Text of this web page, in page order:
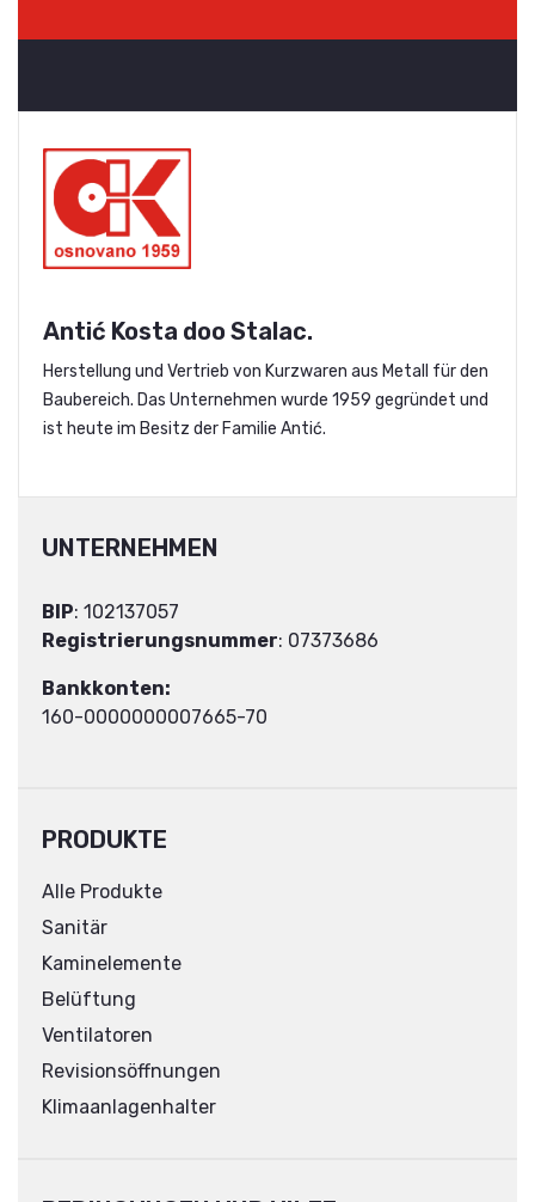
Antić Kosta doo Stalac.
Herstellung und Vertrieb von Kurzwaren aus Metall für den
Baubereich. Das Unternehmen wurde 1959 gegründet und
ist heute im Besitz der Familie Antić.
UNTERNEHMEN
BIP: 102137057
Registrierungsnummer: 07373686
Bankkonten:
160-0000000007665-70
PRODUKTE
Alle Produkte
Sanitär
Kaminelemente
Belüftung
Ventilatoren
Revisionsöffnungen
Klimaanlagenhalter